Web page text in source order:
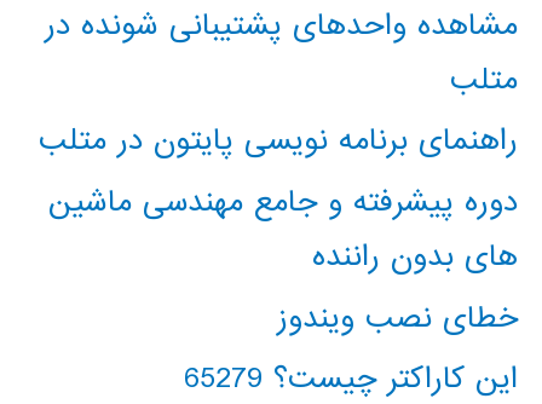
مشاهده واحدهای پشتیبانی شونده در
متلب
راهنمای برنامه نویسی پایتون در متلب
دوره پیشرفته و جامع مهندسی ماشین
های بدون راننده
خطای نصب ویندوز
این کاراکتر چیست؟ 65279